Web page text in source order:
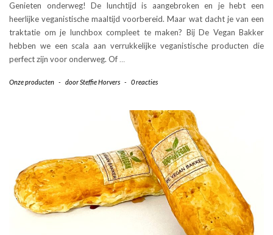
Genieten onderweg! De lunchtijd is aangebroken en je hebt een
heerlijke veganistische maaltijd voorbereid. Maar wat dacht je van een
traktatie om je lunchbox compleet te maken? Bij De Vegan Bakker
hebben we een scala aan verrukkelijke veganistische producten die
perfect zijn voor onderweg. Of …
Onze producten - doorSteffie Horvers - 0 reacties